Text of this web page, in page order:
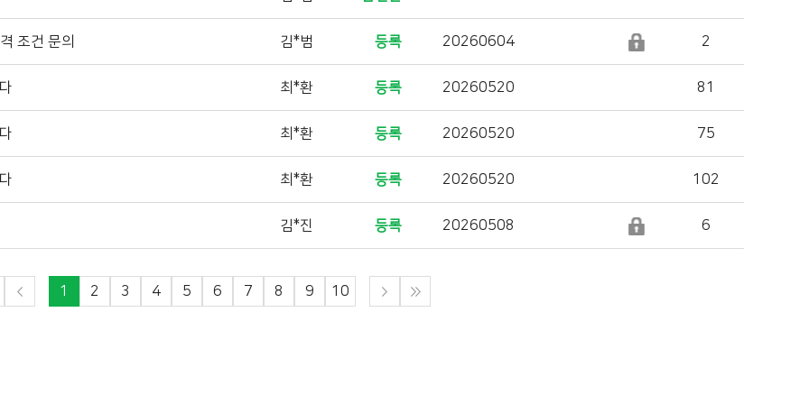
조건 문의 김*범 등록 20260604 2
최*환 등록 20260520 81
최*환 등록 20260520 75
최*환 등록 20260520 102
김*진 등록 20260508 6
1 2 3 4 5 6 7 8 9 10